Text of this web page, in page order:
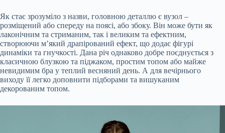
Як стає зрозуміло з назви, головною деталлю є вузол –
розміщений або спереду на поясі, або збоку. Він може бути як
лаконічним та стриманим, так і великим та ефектним,
створюючи м’який драпірований ефект, що додає фігурі
динаміки та гнучкості. Дана річ однаково добре поєднується з
класичною блузкою та піджаком, простим топом або майже
невидимим бра у теплий весняний день. А для вечірнього
виходу її легко доповнити підборами та вишуканим
декорованим топом.